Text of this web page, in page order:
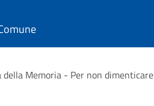
della Memoria - Per non dimenticare